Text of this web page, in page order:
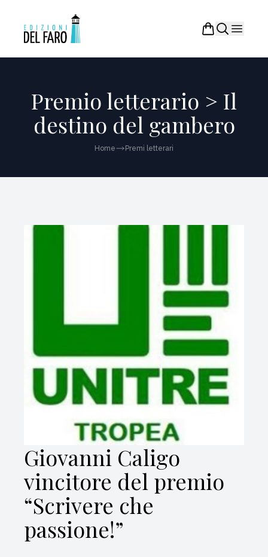
Premio letterario > Il
destino del gambero
Home Premi letterari
Giovanni Caligo
vincitore del premio
“Scrivere che
passione!”